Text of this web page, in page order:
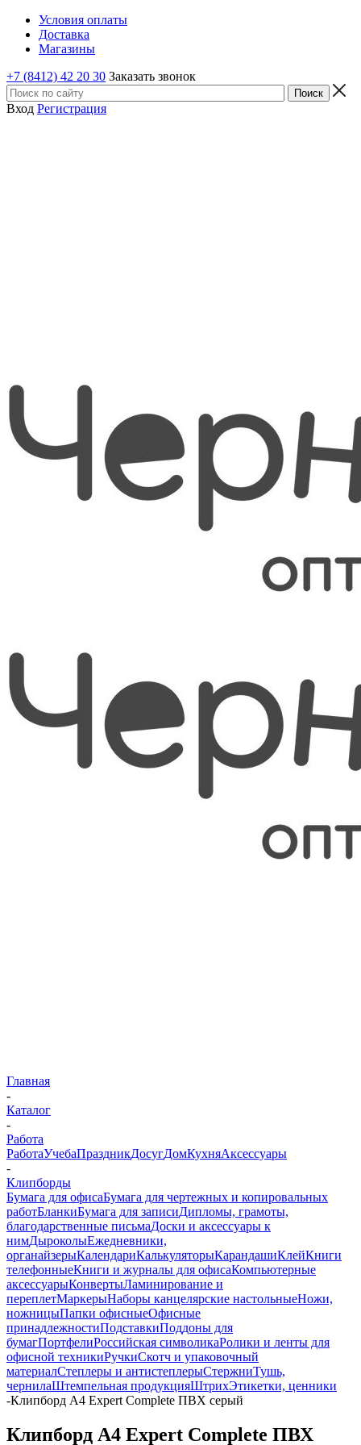
Условия оплаты
Доставка
Магазины
+7 (8412) 42 20 30 Заказать звонок
Вход Регистрация
Главная
-
Каталог
-
Работа
РаботаУчебаПраздникДосугДомКухняАксессуары
-
Клипборды
Бумага для офисаБумага для чертежных и копировальных
работБланкиБумага для записиДипломы, грамоты,
благодарственные письмаДоски и аксессуары к
нимДыроколыЕжедневники,
органайзерыКалендариКалькуляторыКарандашиКлейКниги
телефонныеКниги и журналы для офисаКомпьютерные
аксессуарыКонвертыЛаминирование и
переплетМаркерыНаборы канцелярские настольныеНожи,
ножницыПапки офисныеОфисные
принадлежностиПодставкиПоддоны для
бумагПортфелиРоссийская символикаРолики и ленты для
офисной техникиРучкиСкотч и упаковочный
материалСтеплеры и антистеплерыСтержниТушь,
чернилаШтемпельная продукцияШтрихЭтикетки, ценники
-Клипборд А4 Expert Complete ПВХ серый
Клипборд А4 Expert Complete ПВХ